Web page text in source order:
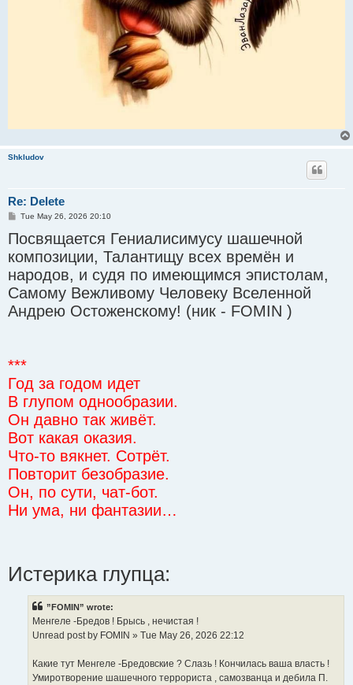
Shkludov
Re: Delete
P
s
t
Tue May 26, 2026 20:10
Посвящается Гениалисимусу шашечной
композиции, Талантищу всех времён и
народов, и судя по имеющимся эпистолам,
Самому Вежливому Человеку Вселенной
Андрею Остоженскому! (ник - FOMIN )
***
Год за годом идет
В глупом однообразии.
Он давно так живёт.
Вот какая оказия.
Что-то вякнет. Сотрёт.
Повторит безобразие.
Он, по сути, чат-бот.
Ни ума, ни фантазии…
Истерика глупца:
”FOMIN” wrote:
Менгеле -Бредов ! Брысь , нечистая !
Unread post by FOMIN » Tue May 26, 2026 22:12
Какие тут Менгеле -Бредовские ? Слазь ! Кончилась ваша власть !
Умиротворение шашечного террориста , самозванца и дебила П.